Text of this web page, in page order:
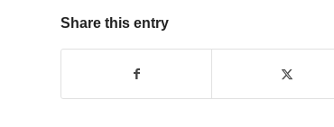
Share this entry